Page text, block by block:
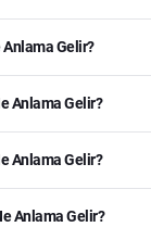
Gelir?
Anlama Gelir?
Anlama Gelir?
Anlama Gelir?